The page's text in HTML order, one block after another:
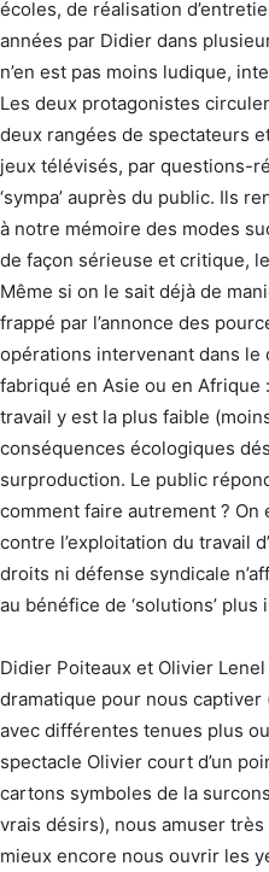
écoles, de réalisation
années par Didier dans
n’en est pas moins ludique,
Les deux protagonistes
deux rangées de spectateurs
jeux télévisés, par questions-
‘sympa’ auprès du public. Ils
à notre mémoire des modes
de façon sérieuse et critique,
Même si on le sait déjà de
frappé par l’annonce des
opérations intervenant dans le
fabriqué en Asie ou en Afrique
travail y est la plus faible
conséquences écologiques
surproduction. Le public
comment faire autrement ?
contre l’exploitation du travail
droits ni défense syndicale
au bénéfice de ‘solutions’
Didier Poiteaux et Olivier
dramatique pour nous
avec différentes tenues plus
spectacle Olivier court d’un
cartons symboles de la
vrais désirs), nous amuser
mieux encore nous ouvrir les